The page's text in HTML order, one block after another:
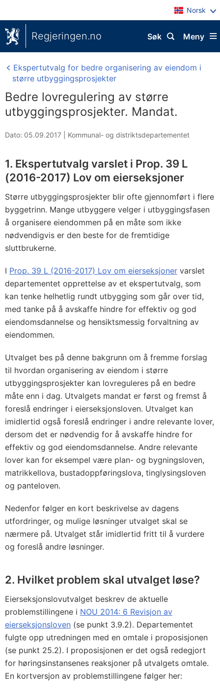
Norsk
Regjeringen.no Meny
Søk
Ekspertutvalg for bedre organisering av eiendom i
større utbyggingsprosjekter
Bedre lovregulering av større
utbyggingsprosjekter. Mandat.
Dato: 05.09.2017 Kommunal- og distriktsdepartementet
1. Ekspertutvalg varslet i Prop. 39 L
(2016-2017) Lov om eierseksjoner
Større utbyggingsprosjekter blir ofte gjennomført i flere
byggetrinn. Mange utbyggere velger i utbyggingsfasen
å organisere eiendommen på en måte som ikke
nødvendigvis er den beste for de fremtidige
sluttbrukerne.
I Prop. 39 L (2016-2017) Lov om eierseksjoner varslet
departementet opprettelse av et ekspertutvalg, som
kan tenke helhetlig rundt utbygging som går over tid,
med tanke på å avskaffe hindre for effektiv og god
eiendomsdannelse og hensiktsmessig forvaltning av
eiendommen.
Utvalget bes på denne bakgrunn om å fremme forslag
til hvordan organisering av eiendom i større
utbyggingsprosjekter kan lovreguleres på en bedre
måte enn i dag. Utvalgets mandat er først og fremst å
foreslå endringer i eierseksjonsloven. Utvalget kan
imidlertid også foreslå endringer i andre relevante lover,
dersom det er nødvendig for å avskaffe hindre for
effektiv og god eiendomsdannelse. Andre relevante
lover kan for eksempel være plan- og bygningsloven,
matrikkellova, bustadoppføringslova, tinglysingsloven
og panteloven.
Nedenfor følger en kort beskrivelse av dagens
utfordringer, og mulige løsninger utvalget skal se
nærmere på. Utvalget står imidlertid fritt til å vurdere
og foreslå andre løsninger.
2. Hvilket problem skal utvalget løse?
Eierseksjonslovutvalget beskrev de aktuelle
problemstillingene i NOU 2014: 6 Revisjon av
eierseksjonsloven (se punkt 3.9.2). Departementet
fulgte opp utredningen med en omtale i proposisjonen
(se punkt 25.2). I proposisjonen er det også redegjort
for høringsinstansenes reaksjoner på utvalgets omtale.
En kortversjon av problemstillingene følger her: